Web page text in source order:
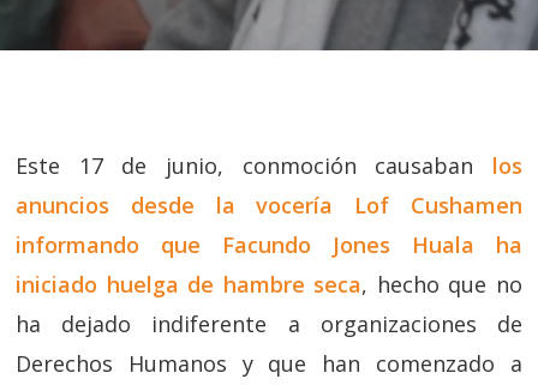
Este 17 de junio, conmoción causaban los
anuncios desde la vocería Lof Cushamen
informando que Facundo Jones Huala ha
iniciado huelga de hambre seca, hecho que no
ha dejado indiferente a organizaciones de
Derechos Humanos y que han comenzado a